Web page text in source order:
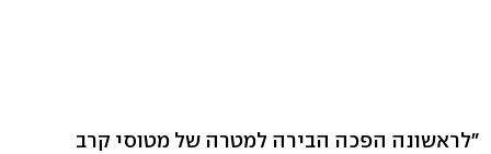
"לראשונה הפכה הבירה למטרה של מטוסי קרב